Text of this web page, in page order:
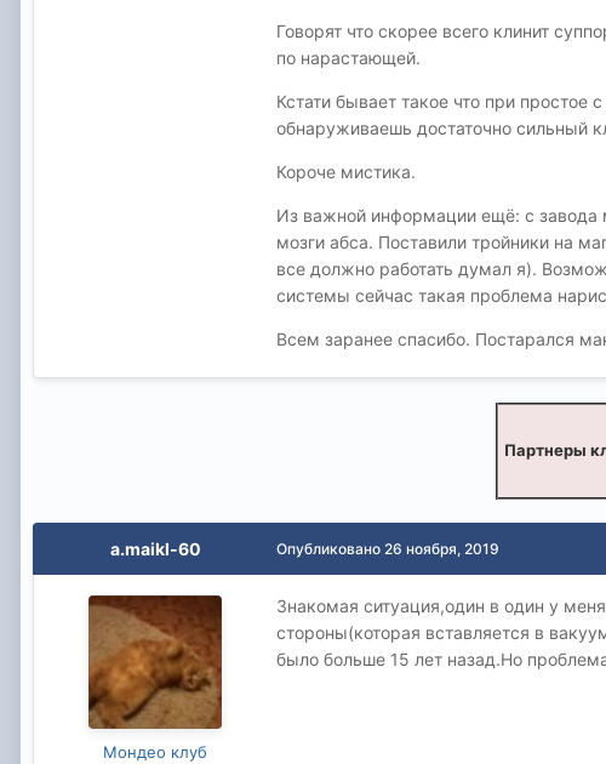
Говорят что скорее всего клинит
по нарастающей.
Кстати бывает такое что при
обнаруживаешь достаточно сильный
Короче мистика.
Из важной информации ещё: с завода
мозги абса. Поставили тройники на
все должно работать думал я).
системы сейчас такая проблема
Всем заранее спасибо. Постарался
Партнеры
a.maikl-60
Мондео клуб
Опубликовано 26 ноября, 2019
Знакомая ситуация,один в один у
стороны(которая вставляется в
было больше 15 лет назад.Но